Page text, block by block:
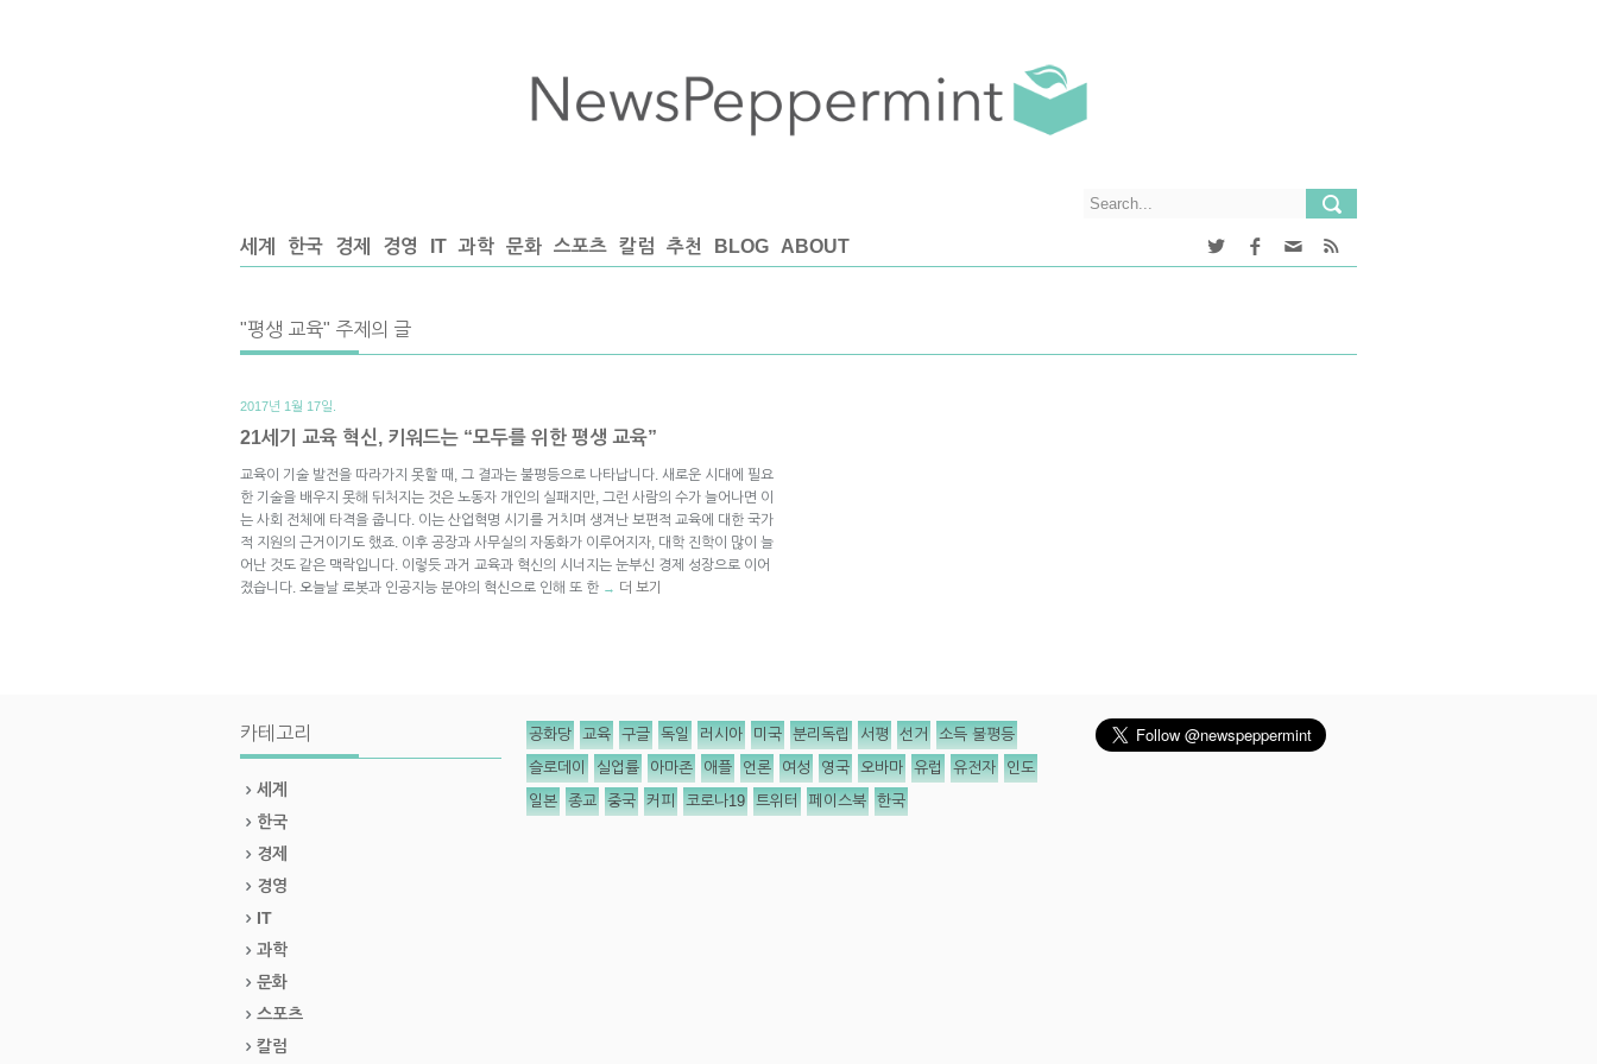
세계 한국 경제 경영 IT 과학 문화 스포츠 칼럼 추천 BLOG ABOUT
"평생 교육" 주제의 글
2017년 1월 17일.
21세기 교육 혁신, 키워드는 “모두를 위한 평생 교육”
교육이 기술 발전을 따라가지 못할 때, 그 결과는 불평등으로 나타납니다. 새로운 시대에 필요
한 기술을 배우지 못해 뒤처지는 것은 노동자 개인의 실패지만, 그런 사람의 수가 늘어나면 이
는 사회 전체에 타격을 줍니다. 이는 산업혁명 시기를 거치며 생겨난 보편적 교육에 대한 국가
적 지원의 근거이기도 했죠. 이후 공장과 사무실의 자동화가 이루어지자, 대학 진학이 많이 늘
어난 것도 같은 맥락입니다. 이렇듯 과거 교육과 혁신의 시너지는 눈부신 경제 성장으로 이어
졌습니다. 오늘날 로봇과 인공지능 분야의 혁신으로 인해 또 한 → 더 보기
카테고리
세계
한국
경제
경영
IT
과학
문화
스포츠
칼럼
공화당 교육 구글 독일 러시아 미국 분리독립 서평 선거 소득 불평등
슬로데이 실업률 아마존 애플 언론 여성 영국 오바마 유럽 유전자 인도
일본 종교 중국 커피 코로나19 트위터 페이스북 한국